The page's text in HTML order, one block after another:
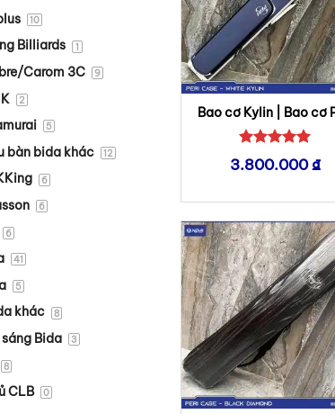
10
Billiards 1
Carom 3C 9
2
5
bàn bida khác 12
6
6
6
41
5
khác 8
Bida 3
8
CLB 0
Bao cơ Kylin | Bao cơ
Được xếp
hạng55
3.800.000₫